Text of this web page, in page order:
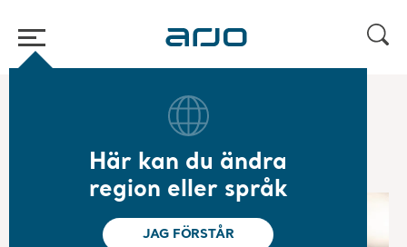
Här kan du ändra
region eller språk
JAG FÖRSTÅR
Styrelse